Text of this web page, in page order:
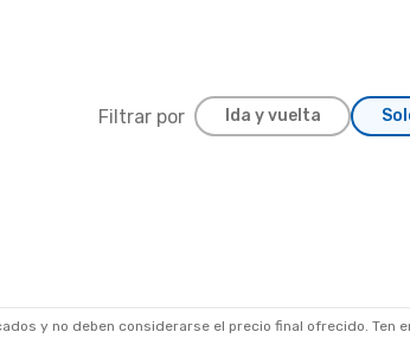
Filtrar por Ida y vuelta
y no deben considerarse el precio final ofrecido. Ten